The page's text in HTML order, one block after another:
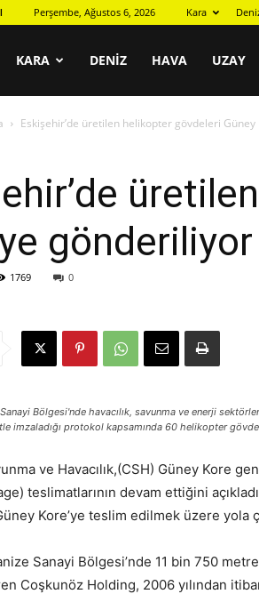
Perşembe, Ağustos 6, 2026 Kara
KARA DENIZ HAVA UZAY
Eskişehir’de üretilen helikopter gövdeleri Güney
gönderiliyor
1769 0
Bölgesi'nde havacılık, savunma ve enerji
imzaladığı protokol kapsamında 60 helikopter
ve Havacılık,(CSH) Güney Kore
teslimatlarının devam ettiğini
Kore’ye teslim edilmek üzere yola
Sanayi Bölgesi’nde 11 bin 750
Coşkunöz Holding, 2006 yılından